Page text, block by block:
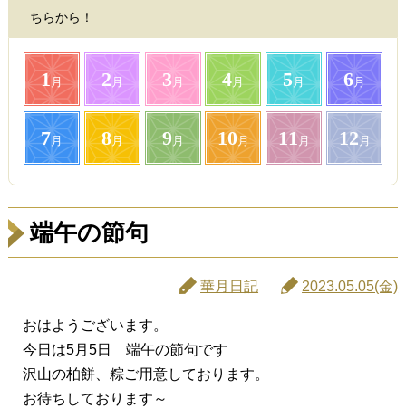
ちらから！
1月 2 月 3 月 4月 5月 6月
7月 8月 9月 10月 11 月 12 月
端午の節句
華月日記 2023.05.05(金)
おはようございます。
今日は5月5日 端午の節句です
沢山の柏餅、粽ご用意しております。
お待ちしております～